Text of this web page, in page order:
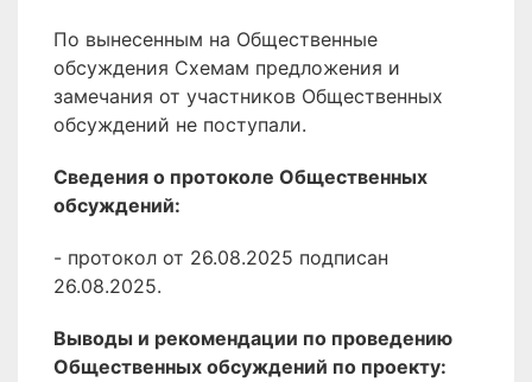
По вынесенным на Общественные
обсуждения Схемам предложения и
замечания от участников Общественных
обсуждений не поступали.
Сведения о протоколе Общественных
обсуждений:
- протокол от 26.08.2025 подписан
26.08.2025.
Выводы и рекомендации по проведению
Общественных обсуждений по проекту: